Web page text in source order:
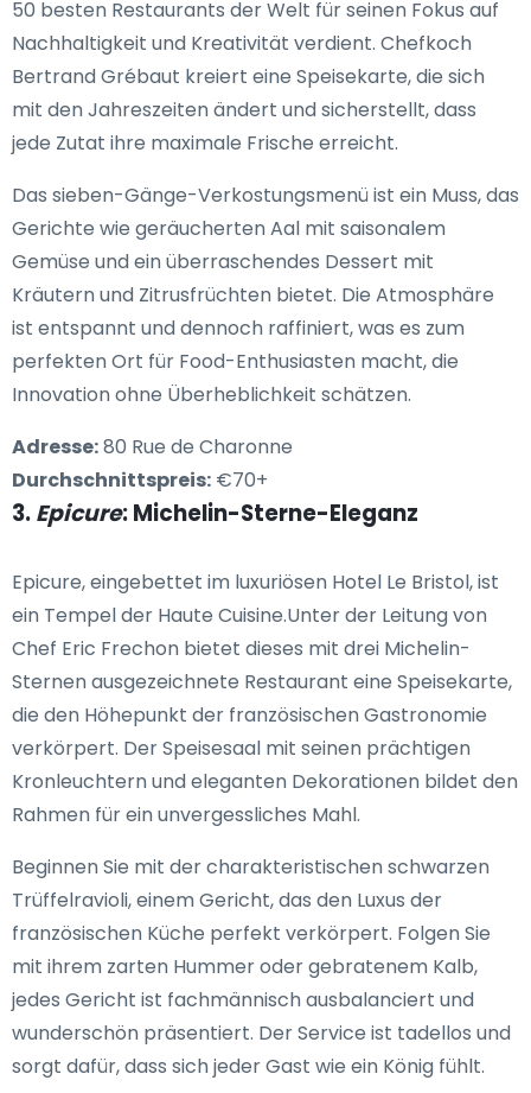
50 besten Restaurants der Welt für seinen Fokus auf
Nachhaltigkeit und Kreativität verdient. Chefkoch
Bertrand Grébaut kreiert eine Speisekarte, die sich
mit den Jahreszeiten ändert und sicherstellt, dass
jede Zutat ihre maximale Frische erreicht.
Das sieben-Gänge-Verkostungsmenü ist ein Muss, das
Gerichte wie geräucherten Aal mit saisonalem
Gemüse und ein überraschendes Dessert mit
Kräutern und Zitrusfrüchten bietet. Die Atmosphäre
ist entspannt und dennoch raffiniert, was es zum
perfekten Ort für Food-Enthusiasten macht, die
Innovation ohne Überheblichkeit schätzen.
Adresse:80 Rue de Charonne
Durchschnittspreis: €70+
3.Epicure: Michelin-Sterne-Eleganz
Epicure, eingebettet im luxuriösen Hotel Le Bristol, ist
ein Tempel der Haute Cuisine.Unter der Leitung von
Chef Eric Frechon bietet dieses mit drei Michelin-
Sternen ausgezeichnete Restaurant eine Speisekarte,
die den Höhepunkt der französischen Gastronomie
verkörpert. Der Speisesaal mit seinen prächtigen
Kronleuchtern und eleganten Dekorationen bildet den
Rahmen für ein unvergessliches Mahl.
Beginnen Sie mit der charakteristischen schwarzen
Trüffelravioli, einem Gericht, das den Luxus der
französischen Küche perfekt verkörpert. Folgen Sie
mit ihrem zarten Hummer oder gebratenem Kalb,
jedes Gericht ist fachmännisch ausbalanciert und
wunderschön präsentiert. Der Service ist tadellos und
sorgt dafür, dass sich jeder Gast wie ein König fühlt.